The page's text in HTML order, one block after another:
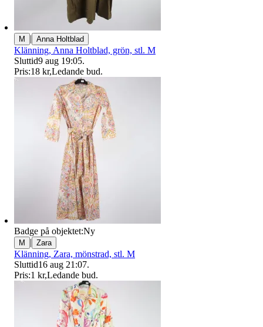
M | Anna Holtblad
Klänning, Anna Holtblad, grön, stl. M
Sluttid9 aug 19:05.
Pris:18 kr,Ledande bud.
Badge på objektet:Ny
M | Zara
Klänning, Zara, mönstrad, stl. M
Sluttid16 aug 21:07.
Pris:1 kr,Ledande bud.